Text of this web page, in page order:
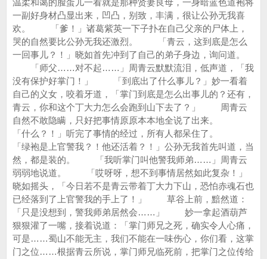
温柔和蔼的脸蛋儿一看就是那种贤妻良母，一身暗蓝色道袍将
一副好身材凸显出来，凹凸，别致，丰满，很让公孙无我喜
欢。 「爹！」诸葛紫英一下子扑在自己父亲的尸体上，
哭的自然要比公孙无我还激烈。 「青云，这到底是怎么
一回事儿？！」晓如首先冲到了自己的弟子身边，询问道。
「师父……对不起……」周青云默默流泪，低声道，「我
没有保护好掌门！」 「到底出了什么事儿？」妙一看着
自己的义女，咬着牙道，「掌门到底是怎么出事儿的？还有，
青云，你和这个丁大力怎么会跑到山下去了？」 周青云
自然不敢隐瞒，只好把事情原原本本地全说了出来。
「什么？！」听完了事情的经过，所有人都呆住了。
「绿袍是上官警我？！他还活着？！」公孙无我首先叫道，当
然，都是装的。 「我听掌门叫他警我师弟……」周青云
弱弱地说道。 「哎呀呀，想不到事情居然如此复杂！」
晓如摇头，「今日若不是青云带着丁大力下山，恐怕赤魂石也
已经落到了上官警我的手上了！」 草谷上前，黯然道：
「只是没想到，警我师弟居然会……」 妙一拿起酒葫芦
狠狠灌了一嘴，接着说道：「掌门师兄之死，确实令人心痛，
可是……蜀山不能无主，我们不能在一味伤心，你们看，这掌
门之位……根据青云所说，掌门师兄临死前，把掌门之位传给